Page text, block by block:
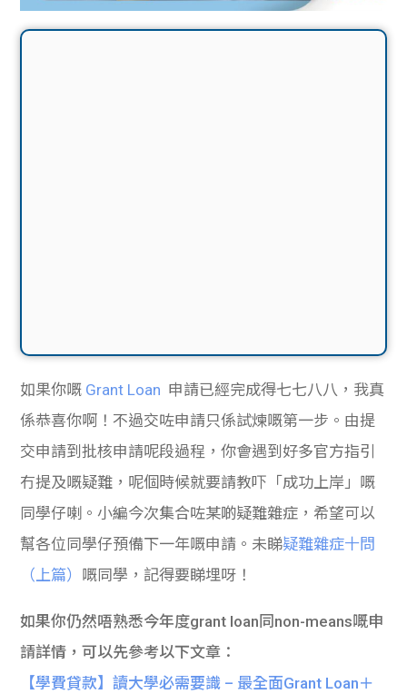
如果你嘅 Grant Loan 申請已經完成得七七八八，我真
係恭喜你啊！不過交咗申請只係試煉嘅第一步。由提
交申請到批核申請呢段過程，你會遇到好多官方指引
冇提及嘅疑難，呢個時候就要請教吓「成功上岸」嘅
同學仔喇。小編今次集合咗某啲疑難雜症，希望可以
幫各位同學仔預備下一年嘅申請。 未睇疑難雜症十問
（上篇） 嘅同學，記得要睇埋呀！
如果你仍然唔熟悉今年度grant loan同non-means嘅申
請詳情，可以先參考以下文章：
【學費貸款】讀大學必需要識 – 最全面Grant Loan＋